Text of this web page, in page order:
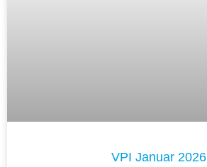
VPI Januar 2026